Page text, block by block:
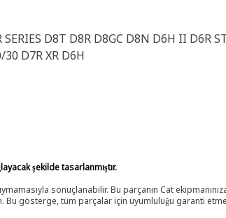
D8T D8R D8GC D8N D6H II D6R
D7R XR D6H
şekilde tasarlanmıştır.
sonuçlanabilir. Bu parçanın Cat
Bu gösterge, tüm parçalar için uyumluluğu garanti